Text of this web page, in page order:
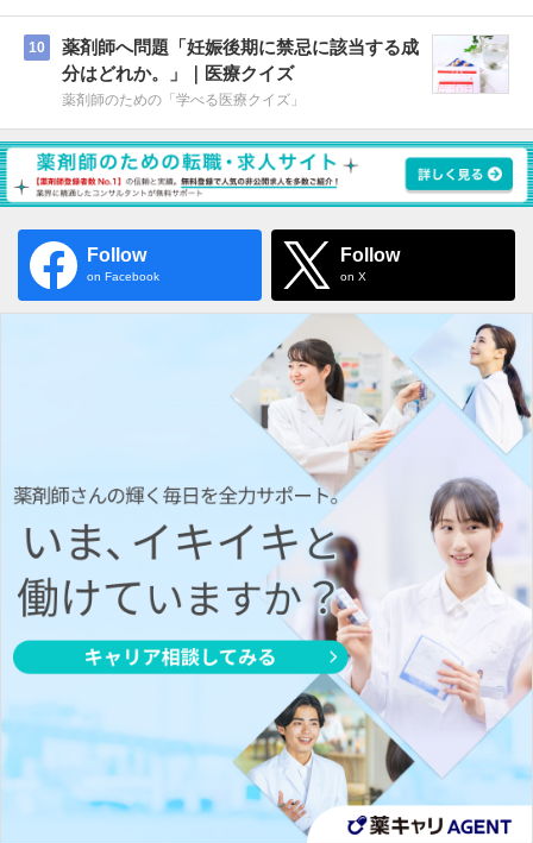
10
薬剤師へ問題「妊娠後期に禁忌に該当する成
分はどれか。」｜医療クイズ
薬剤師のための「学べる医療クイズ」
Follow
on Facebook
Follow
on X